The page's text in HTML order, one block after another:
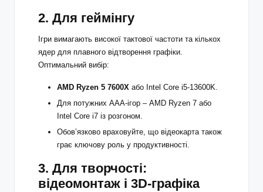
2. Для геймінгу
Ігри вимагають високої тактової частоти та кількох
ядер для плавного відтворення графіки.
Оптимальний вибір:
AMD Ryzen 5 7600X або Intel Core i5-13600K.
Для потужних AAA-ігор – AMD Ryzen 7 або
Intel Core i7 із розгоном.
Обов’язково враховуйте, що відеокарта також
грає ключову роль у продуктивності.
3. Для творчості:
відеомонтаж і 3D-графіка